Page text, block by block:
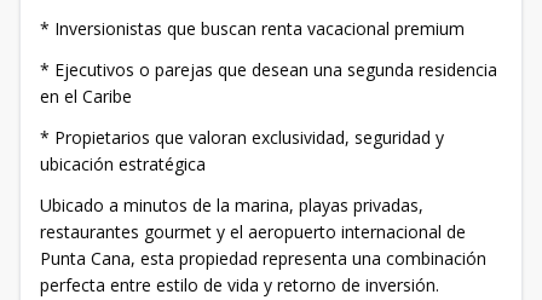
* Inversionistas que buscan renta vacacional premium
* Ejecutivos o parejas que desean una segunda residencia
en el Caribe
* Propietarios que valoran exclusividad, seguridad y
ubicación estratégica
Ubicado a minutos de la marina, playas privadas,
restaurantes gourmet y el aeropuerto internacional de
Punta Cana, esta propiedad representa una combinación
perfecta entre estilo de vida y retorno de inversión.